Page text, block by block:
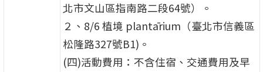
北市文山區指南路二段64號）。
２、8/6 植境 plantārium（臺北市信義區
松隆路327號B1)。
(四)活動費用：不含住宿、交通費用及早